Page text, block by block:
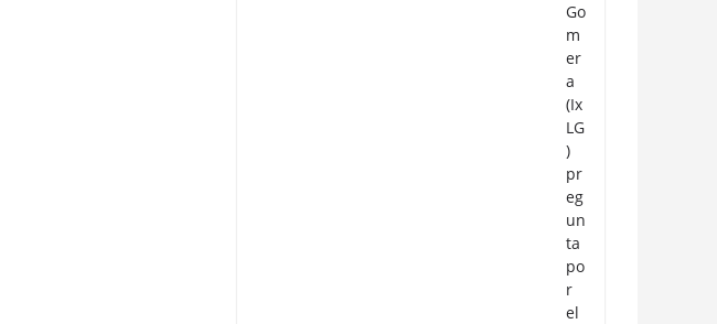
Go
m
er
a
(Ix
LG
)
pr
eg
un
ta
po
r
el